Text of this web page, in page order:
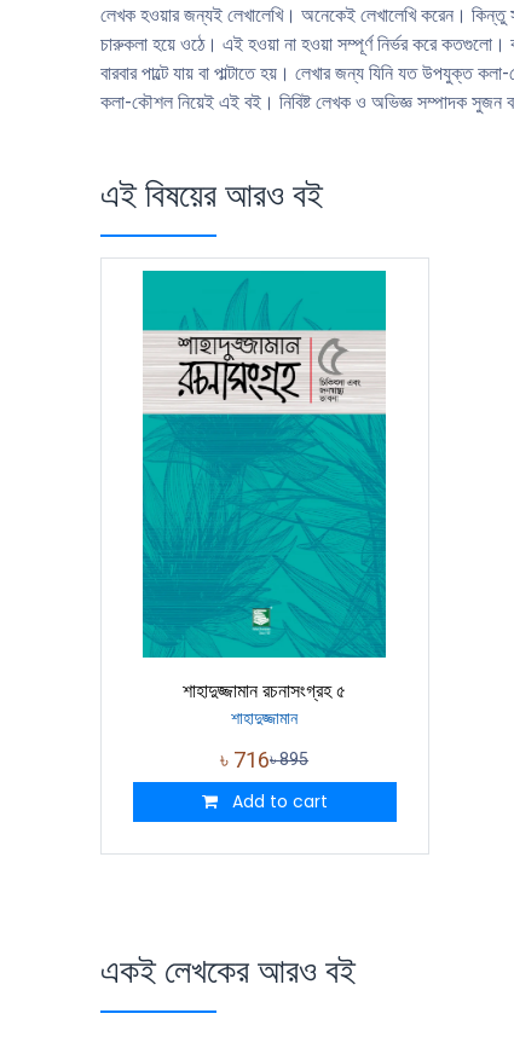
লেখক হওয়ার জন্যই লেখালেখি। অনেকেই লেখালেখি করেন। কিন্তু
চারুকলা হয়ে ওঠে। এই হওয়া না হওয়া সম্পূর্ণ নির্ভর করে
বারবার পাল্টে যায় বা পাল্টাতে হয়। লেখার জন্য যিনি যত উপযুক্ত
কলা-কৌশল নিয়েই এই বই। নিবিষ্ট লেখক ও অভিজ্ঞ সম্পাদক সুজন
এই বিষয়ের আরও বই
শাহাদুজ্জামান রচনাসংগ্রহ ৫
শাহাদুজ্জামান
৳ 716৳895
Add to cart
একই লেখকের আরও বই